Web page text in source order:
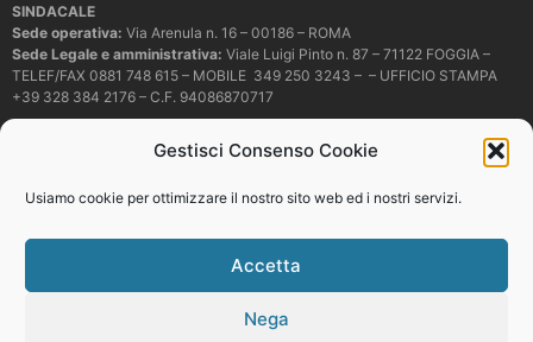
Gestisci Consenso Cookie
Usiamo cookie per ottimizzare il nostro sito web ed i nostri servizi.
Accetta
Nega
SINDACALE
Sede operativa: Via Arenula n. 16 – 00186 – ROMA
Sede Legale e amministrativa: Viale Luigi Pinto n. 87 – 71122 FOGGIA –
TELEF/FAX 0881 748 615 – MOBILE 349 250 3243 – – UFFICIO STAMPA
+39 328 384 2176 – C.F. 94086870717
dirigentiscuola@pec.it
copiare o riprodurre in alcun modo i contenuti presenti in questo sito se non